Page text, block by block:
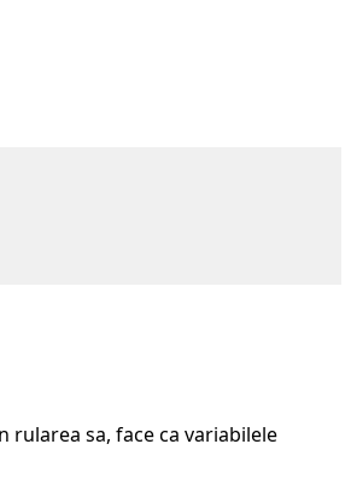
sa, face ca variabilelea,